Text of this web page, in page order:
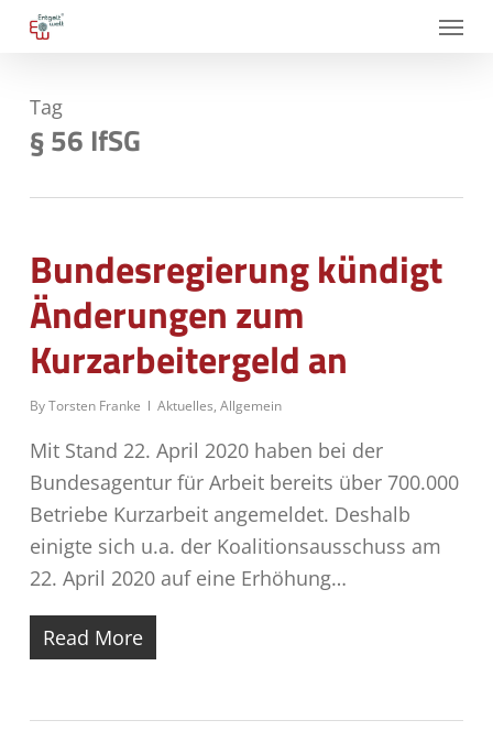
Skip
content
Menu
Tag
§ 56 IfSG
Bundesregierung kündigt
Änderungen zum
Kurzarbeitergeld an
ByTorsten Franke Aktuelles, Allgemein
Mit Stand 22. April 2020 haben bei der
Bundesagentur für Arbeit bereits über 700.000
Betriebe Kurzarbeit angemeldet. Deshalb
einigte sich u.a. der Koalitionsausschuss am
22. April 2020 auf eine Erhöhung…
Read More